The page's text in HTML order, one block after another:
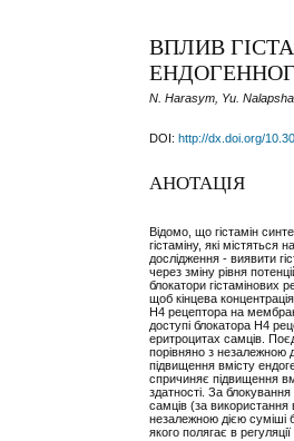
ВПЛИВ
N. Harasym, Yu.
DOI: http://dx.doi.org/
АНОТАЦІЯ
Відомо, що гістамін
гістаміну, які
дослідження - виявити
через зміну рівня
блокатори гістамінових
щоб кінцева
Н4 рецептора на
доступі блокатора Н4
еритроцитах самців.
порівняно з незалежною
підвищення вмісту
спричиняє підвищення
здатності. За
самців (за використання
незалежною дією суміші
якого полягає в